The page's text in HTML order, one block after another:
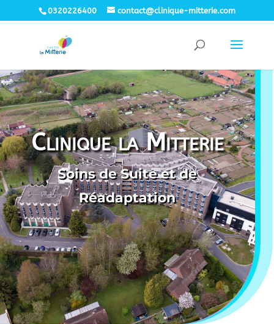
0320226400 contact@clinique-mitterie.com
Clinique la Mitterie
Soins de Suite et de
Réadaptation